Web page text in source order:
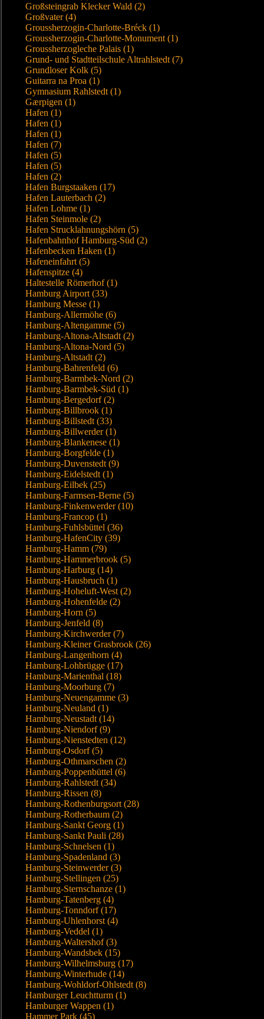
Großsteingrab Klecker Wald (2)
Großvater (4)
Groussherzogin-Charlotte-Bréck (1)
Groussherzogin-Charlotte-Monument (1)
Groussherzogleche Palais (1)
Grund- und Stadtteilschule Altrahlstedt (7)
Grundloser Kolk (5)
Guitarra na Proa (1)
Gymnasium Rahlstedt (1)
Gærpigen (1)
Hafen (1)
Hafen (1)
Hafen (1)
Hafen (7)
Hafen (5)
Hafen (5)
Hafen (2)
Hafen Burgstaaken (17)
Hafen Lauterbach (2)
Hafen Lohme (1)
Hafen Steinmole (2)
Hafen Strucklahnungshörn (5)
Hafenbahnhof Hamburg-Süd (2)
Hafenbecken Haken (1)
Hafeneinfahrt (5)
Hafenspitze (4)
Haltestelle Römerhof (1)
Hamburg Airport (33)
Hamburg Messe (1)
Hamburg-Allermöhe (6)
Hamburg-Altengamme (5)
Hamburg-Altona-Altstadt (2)
Hamburg-Altona-Nord (5)
Hamburg-Altstadt (2)
Hamburg-Bahrenfeld (6)
Hamburg-Barmbek-Nord (2)
Hamburg-Barmbek-Süd (1)
Hamburg-Bergedorf (2)
Hamburg-Billbrook (1)
Hamburg-Billstedt (33)
Hamburg-Billwerder (1)
Hamburg-Blankenese (1)
Hamburg-Borgfelde (1)
Hamburg-Duvenstedt (9)
Hamburg-Eidelstedt (1)
Hamburg-Eilbek (25)
Hamburg-Farmsen-Berne (5)
Hamburg-Finkenwerder (10)
Hamburg-Francop (1)
Hamburg-Fuhlsbüttel (36)
Hamburg-HafenCity (39)
Hamburg-Hamm (79)
Hamburg-Hammerbrook (5)
Hamburg-Harburg (14)
Hamburg-Hausbruch (1)
Hamburg-Hoheluft-West (2)
Hamburg-Hohenfelde (2)
Hamburg-Horn (5)
Hamburg-Jenfeld (8)
Hamburg-Kirchwerder (7)
Hamburg-Kleiner Grasbrook (26)
Hamburg-Langenhorn (4)
Hamburg-Lohbrügge (17)
Hamburg-Marienthal (18)
Hamburg-Moorburg (7)
Hamburg-Neuengamme (3)
Hamburg-Neuland (1)
Hamburg-Neustadt (14)
Hamburg-Niendorf (9)
Hamburg-Nienstedten (12)
Hamburg-Osdorf (5)
Hamburg-Othmarschen (2)
Hamburg-Poppenbüttel (6)
Hamburg-Rahlstedt (34)
Hamburg-Rissen (8)
Hamburg-Rothenburgsort (28)
Hamburg-Rotherbaum (2)
Hamburg-Sankt Georg (1)
Hamburg-Sankt Pauli (28)
Hamburg-Schnelsen (1)
Hamburg-Spadenland (3)
Hamburg-Steinwerder (3)
Hamburg-Stellingen (25)
Hamburg-Sternschanze (1)
Hamburg-Tatenberg (4)
Hamburg-Tonndorf (17)
Hamburg-Uhlenhorst (4)
Hamburg-Veddel (1)
Hamburg-Waltershof (3)
Hamburg-Wandsbek (15)
Hamburg-Wilhelmsburg (17)
Hamburg-Winterhude (14)
Hamburg-Wohldorf-Ohlstedt (8)
Hamburger Leuchtturm (1)
Hamburger Wappen (1)
Hammer Park (45)